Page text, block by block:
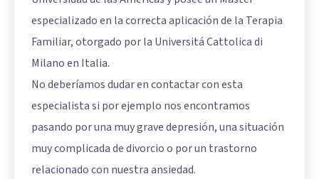
especializado en la correcta aplicación de la Terapia
Familiar, otorgado por la Universitá Cattolica di
Milano en Italia.
No deberíamos dudar en contactar con esta
especialista si por ejemplo nos encontramos
pasando por una muy grave depresión, una situación
muy complicada de divorcio o por un trastorno
relacionado con nuestra ansiedad.